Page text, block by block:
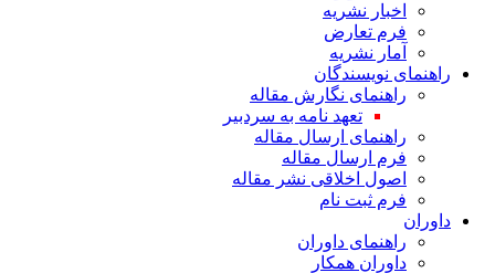
اخبار نشریه
فرم تعارض
آمار نشریه
راهنمای نویسندگان
راهنمای نگارش مقاله
تعهد نامه به سردبیر
راهنمای ارسال مقاله
فرم ارسال مقاله
اصول اخلاقی نشر مقاله
فرم ثبت نام
داوران
راهنمای داوران
داوران همکار